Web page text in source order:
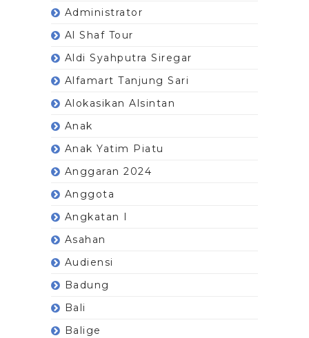
Administrator
Al Shaf Tour
Aldi Syahputra Siregar
Alfamart Tanjung Sari
Alokasikan Alsintan
Anak
Anak Yatim Piatu
Anggaran 2024
Anggota
Angkatan I
Asahan
Audiensi
Badung
Bali
Balige